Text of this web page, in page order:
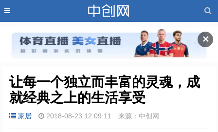
✕
让每一个独立而丰富的灵魂，成
就经典之上的生活享受
家居 2018-08-23 12:09:11 来源：中创网